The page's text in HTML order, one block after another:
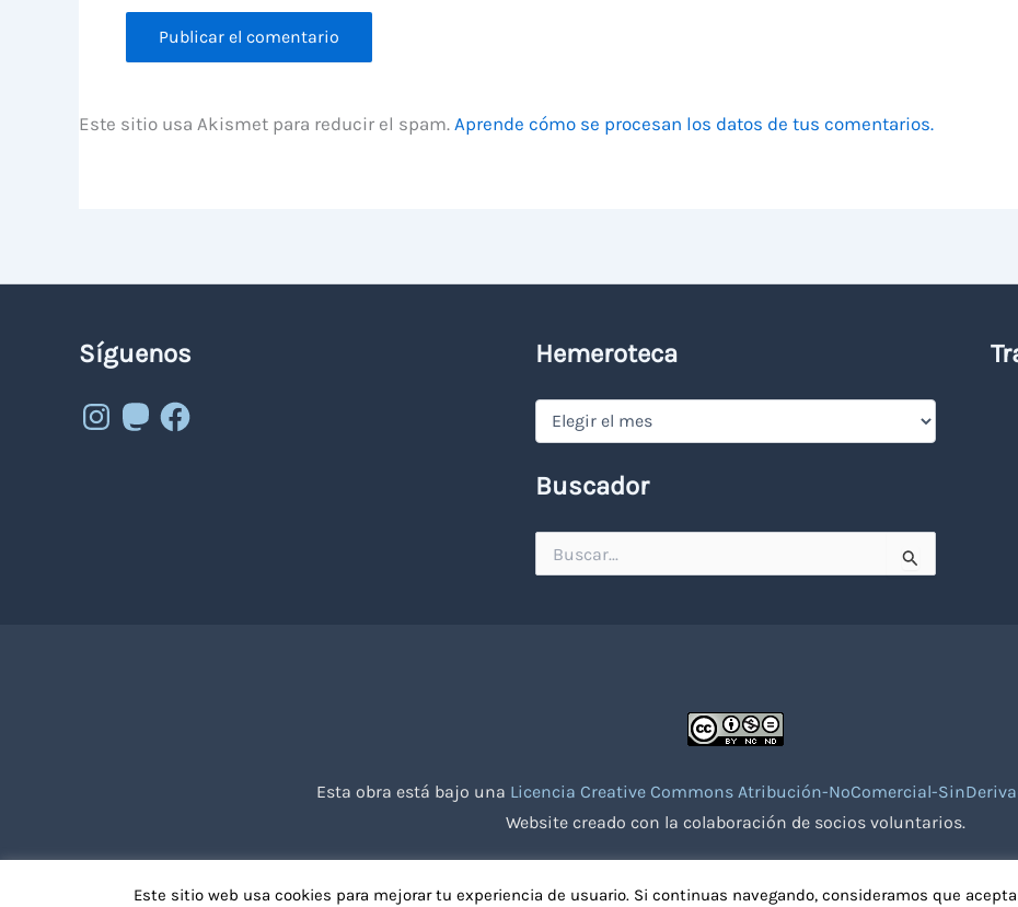
Este sitio usa Akismet para reducir el spam. Aprende cómo se procesan los datos de tus comentarios.
Síguenos
Instagram
MastodonFacebook
Hemeroteca
Hemeroteca
Buscador
por:
Esta obra está bajo una Licencia Creative Commons Atribución-NoComercial-
Website creado con la colaboración de socios voluntarios.
Este sitio web usa cookies para mejorar tu experiencia de usuario. Si continuas navegando, consideramos que